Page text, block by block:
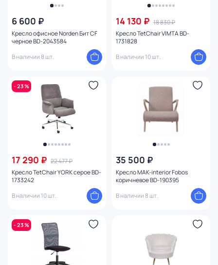
6 600 ₽
Кресло офисное Norden Бит CF
черное BD-2043584
В наличии 8 шт.
14 130 ₽ 18 830 ₽
Кресло TetChair VIMTA BD-
1731828
В наличии 10 шт.
- 23 %
17 290 ₽ 22 477 ₽
Кресло TetChair YORK серое BD-
1733242
В наличии 10 шт.
35 500 ₽
Кресло MAK-interior Fobos
коричневое BD-190395
В наличии 8 шт.
- 23 %